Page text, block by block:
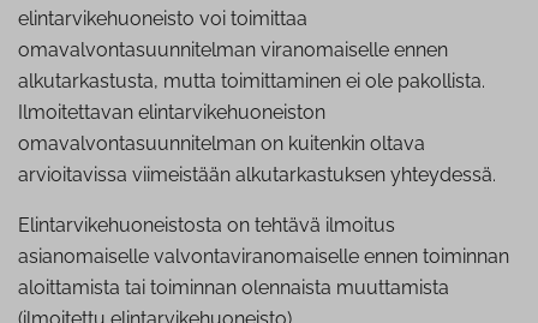
elintarvikehuoneisto voi toimittaa
omavalvontasuunnitelman viranomaiselle ennen
alkutarkastusta, mutta toimittaminen ei ole pakollista.
Ilmoitettavan elintarvikehuoneiston
omavalvontasuunnitelman on kuitenkin oltava
arvioitavissa viimeistään alkutarkastuksen yhteydessä.
Elintarvikehuoneistosta on tehtävä ilmoitus
asianomaiselle valvontaviranomaiselle ennen toiminnan
aloittamista tai toiminnan olennaista muuttamista
(ilmoitettu elintarvikehuoneisto).